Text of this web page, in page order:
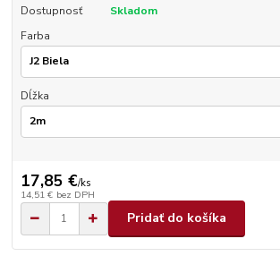
Dostupnosť
Skladom
Farba
Dĺžka
17,85 €/ks
14,51 € bez DPH
Pridať do košíka